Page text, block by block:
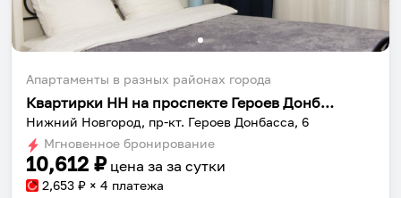
Апартаменты в разных районах города
Квартирки НН на проспекте Героев Донбасса 6
Нижний Новгород, пр-кт. Героев Донбасса, 6
Мгновенное бронирование
10,612 ₽ цена за за сутки
2,653 ₽ × 4 платежа